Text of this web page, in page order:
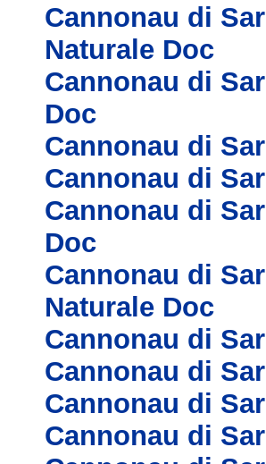
Cannonau di
Naturale Doc
Cannonau di
Doc
Cannonau di
Cannonau di
Cannonau di
Doc
Cannonau di
Naturale Doc
Cannonau di
Cannonau di
Cannonau di
Cannonau di